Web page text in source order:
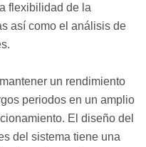
flexibilidad de la
así como el análisis de
un rendimiento
periodos en un amplio
El diseño del
del sistema tiene una